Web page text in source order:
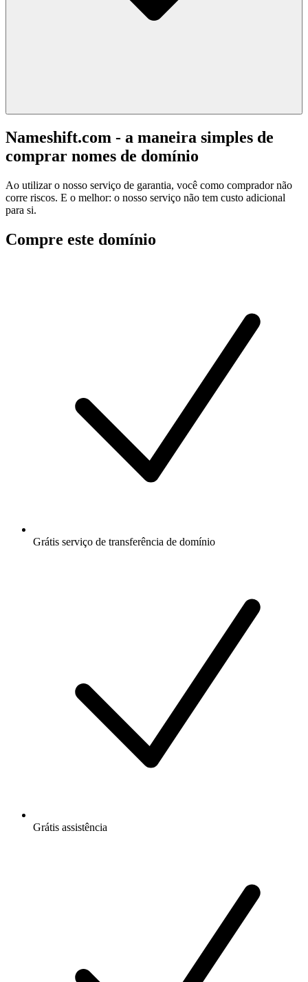
Nameshift.com - a maneira simples de
comprar nomes de domínio
Ao utilizar o nosso serviço de garantia, você como comprador não
corre riscos. E o melhor: o nosso serviço não tem custo adicional
para si.
Compre este domínio
Grátis serviço de transferência de domínio
Grátis assistência